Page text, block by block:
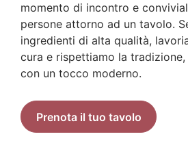
momento di incontro e
persone attorno ad un tavolo.
ingredienti di alta qualità,
cura e rispettiamo la
con un tocco moderno.
Prenota il tuo tavolo